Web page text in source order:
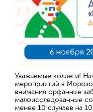
Уважаемые коллеги!
мероприятий в
внимания орфанные
малоисследованные
менее 10 случаев на